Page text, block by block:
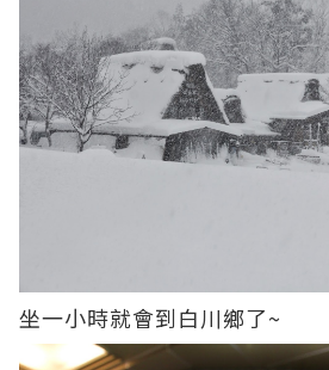
坐一小時就會到白川鄉了~